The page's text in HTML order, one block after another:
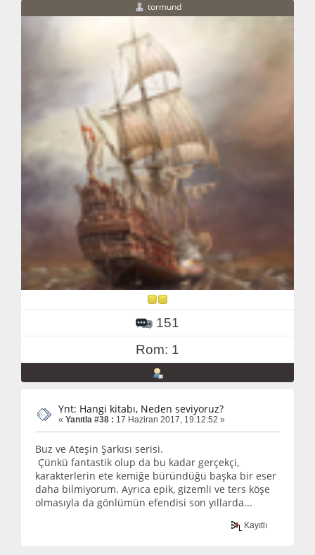
tormund
151
Rom: 1
Ynt: Hangi kitabı, Neden seviyoruz?
« Yanıtla #38 : 17 Haziran 2017, 19:12:52 »
Buz ve Ateşin Şarkısı serisi.
Çünkü fantastik olup da bu kadar gerçekçi,
karakterlerin ete kemiğe büründüğü başka bir eser
daha bilmiyorum. Ayrıca epik, gizemli ve ters köşe
olmasıyla da gönlümün efendisi son yıllarda...
Kayıtlı